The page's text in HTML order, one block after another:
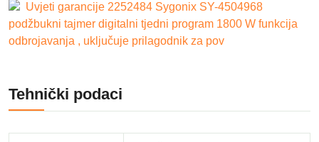
Uvjeti garancije 2252484 Sygonix SY-4504968
podžbukni tajmer digitalni tjedni program 1800 W funkcija
odbrojavanja , uključuje prilagodnik za pov
Tehnički podaci